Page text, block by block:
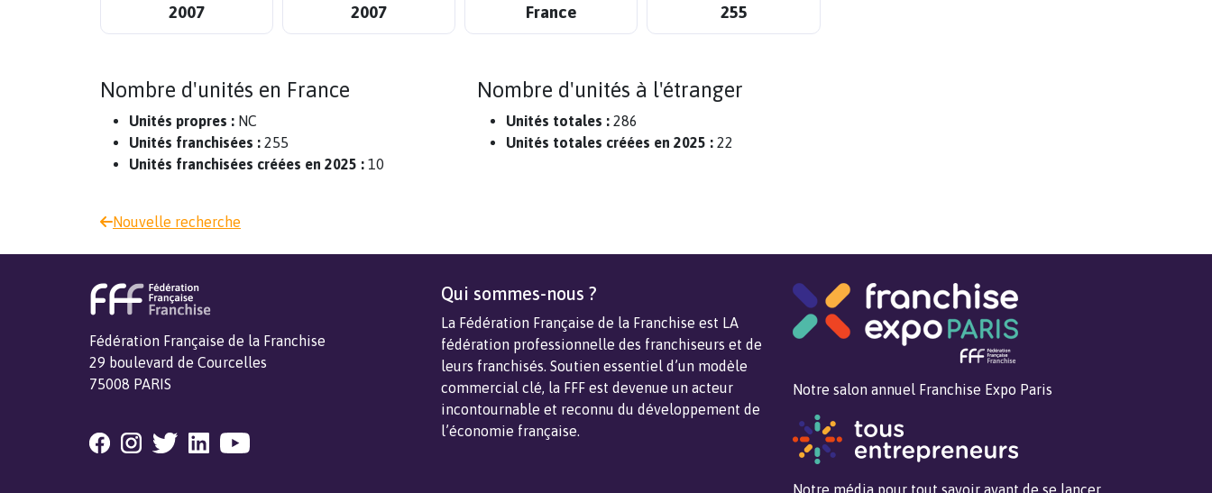
2007 2007 France 255
Nombre d'unités en France
Unités propres : NC
Unités franchisées : 255
Unités franchisées créées en 2025 : 10
Nombre d'unités à l'étranger
Unités totales :286
Unités totales créées en 2025 :22
Nouvelle recherche
Fédération Française de la Franchise
29 boulevard de Courcelles
75008 PARIS
Qui sommes-nous ?
La Fédération Française de la Franchise est LA
fédération professionnelle des franchiseurs et de
leurs franchisés. Soutien essentiel d’un modèle
commercial clé, la FFF est devenue un acteur
incontournable et reconnu du développement de
l’économie française.
Notre salon annuel Franchise Expo Paris
Notre média pour tout savoir avant de se lancer